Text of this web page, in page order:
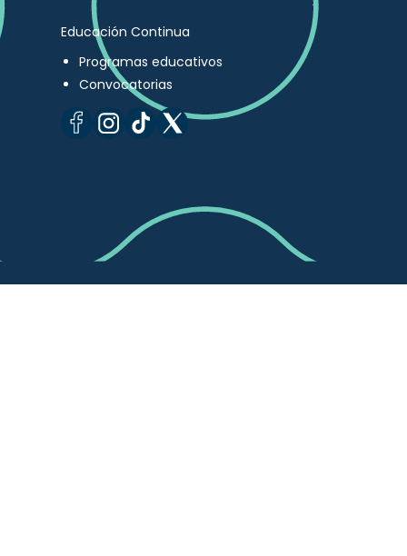
Educación Continua
Programas educativos
Convocatorias